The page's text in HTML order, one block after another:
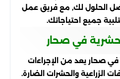
الحلول لك, مع فريق عمل
جميع احتياجاتك.
في صحار
صحار يعد من الإجراءات
الزراعية والحشرات الضارة.